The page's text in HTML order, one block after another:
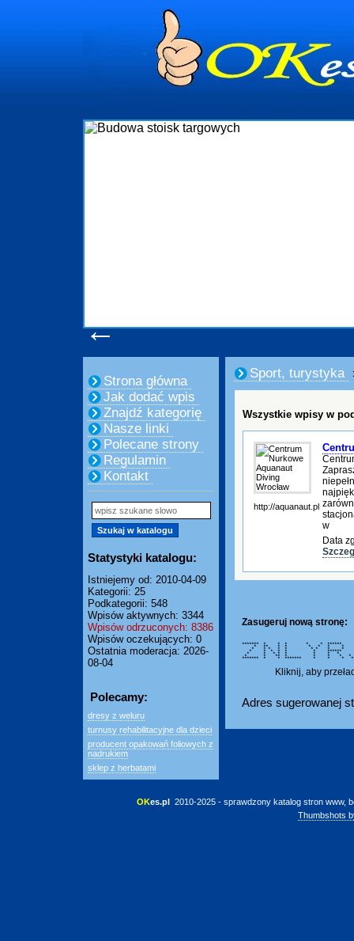
←
Strona główna
Jak dodać wpis
Znajdź kategorię
Nasze linki
Polecane strony
Regulamin
Kontakt
Statystyki katalogu:
Istniejemy od: 2010-04-09
Kategorii: 25
Podkategorii: 548
Wpisów aktywnych: 3344
Wpisów odrzuconych: 8386
Wpisów oczekujących: 0
Ostatnia moderacja: 2026-
08-04
Polecamy:
dresy z weluru
turnusy rehabilitacyjne dla dzieci
producent opakowań foliowych z
nadrukiem
sklep z herbatami
Sport, turystyka
Wszystkie wpisy w
http://aquanaut.pl
w
Data
Zasugeruj nową stronę:
******* * * * * *
* ** * * * * * * *
* * * * * * * * *
* * * * * *
* * * * * * * * *
* * ** * * * * *
******* * * ******* * * *
Kliknij, aby
Adres sugerowanej
OKes.pl 2010-2025 - sprawdzony katalog stron www,
Thumbshots